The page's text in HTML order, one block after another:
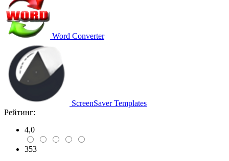
Word Converter
ScreenSaver Templates
Рейтинг:
4,0
353